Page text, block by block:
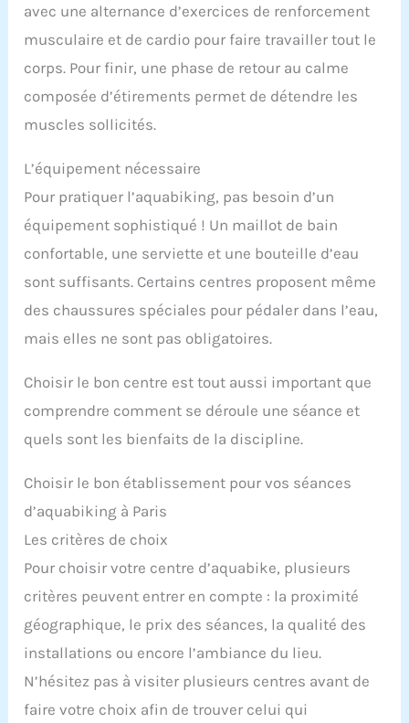
avec une alternance d’exercices de renforcement
musculaire et de cardio pour faire travailler tout le
corps. Pour finir, une phase de retour au calme
composée d’étirements permet de détendre les
muscles sollicités.
L’équipement nécessaire
Pour pratiquer l’aquabiking, pas besoin d’un
équipement sophistiqué ! Un maillot de bain
confortable, une serviette et une bouteille d’eau
sont suffisants. Certains centres proposent même
des chaussures spéciales pour pédaler dans l’eau,
mais elles ne sont pas obligatoires.
Choisir le bon centre est tout aussi important que
comprendre comment se déroule une séance et
quels sont les bienfaits de la discipline.
Choisir le bon établissement pour vos séances
d’aquabiking à Paris
Les critères de choix
Pour choisir votre centre d’aquabike, plusieurs
critères peuvent entrer en compte : la proximité
géographique, le prix des séances, la qualité des
installations ou encore l’ambiance du lieu.
N’hésitez pas à visiter plusieurs centres avant de
faire votre choix afin de trouver celui qui